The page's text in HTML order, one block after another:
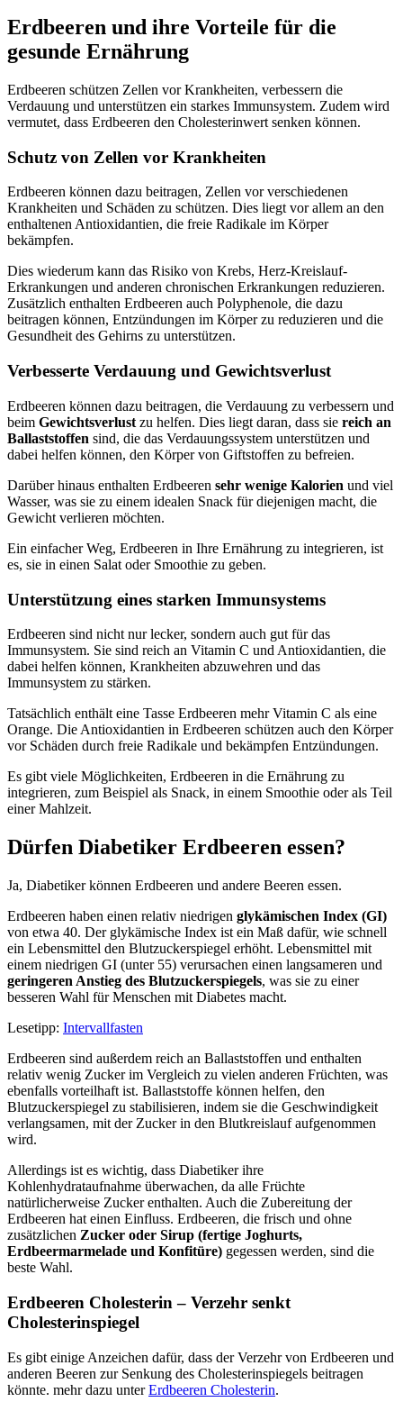
Erdbeeren und ihre Vorteile für die
gesunde Ernährung
Erdbeeren schützen Zellen vor Krankheiten, verbessern die
Verdauung und unterstützen ein starkes Immunsystem. Zudem wird
vermutet, dass Erdbeeren den Cholesterinwert senken können.
Schutz von Zellen vor Krankheiten
Erdbeeren können dazu beitragen, Zellen vor verschiedenen
Krankheiten und Schäden zu schützen. Dies liegt vor allem an den
enthaltenen Antioxidantien, die freie Radikale im Körper
bekämpfen.
Dies wiederum kann das Risiko von Krebs, Herz-Kreislauf-
Erkrankungen und anderen chronischen Erkrankungen reduzieren.
Zusätzlich enthalten Erdbeeren auch Polyphenole, die dazu
beitragen können, Entzündungen im Körper zu reduzieren und die
Gesundheit des Gehirns zu unterstützen.
Verbesserte Verdauung und Gewichtsverlust
Erdbeeren können dazu beitragen, die Verdauung zu verbessern und
beim Gewichtsverlust zu helfen. Dies liegt daran, dass sie reich an
Ballaststoffen sind, die das Verdauungssystem unterstützen und
dabei helfen können, den Körper von Giftstoffen zu befreien.
Darüber hinaus enthalten Erdbeeren sehr wenige Kalorien und viel
Wasser, was sie zu einem idealen Snack für diejenigen macht, die
Gewicht verlieren möchten.
Ein einfacher Weg, Erdbeeren in Ihre Ernährung zu integrieren, ist
es, sie in einen Salat oder Smoothie zu geben.
Unterstützung eines starken Immunsystems
Erdbeeren sind nicht nur lecker, sondern auch gut für das
Immunsystem. Sie sind reich an Vitamin C und Antioxidantien, die
dabei helfen können, Krankheiten abzuwehren und das
Immunsystem zu stärken.
Tatsächlich enthält eine Tasse Erdbeeren mehr Vitamin C als eine
Orange. Die Antioxidantien in Erdbeeren schützen auch den Körper
vor Schäden durch freie Radikale und bekämpfen Entzündungen.
Es gibt viele Möglichkeiten, Erdbeeren in die Ernährung zu
integrieren, zum Beispiel als Snack, in einem Smoothie oder als Teil
einer Mahlzeit.
Dürfen Diabetiker Erdbeeren essen?
Ja, Diabetiker können Erdbeeren und andere Beeren essen.
Erdbeeren haben einen relativ niedrigen glykämischen Index (GI)
von etwa 40. Der glykämische Index ist ein Maß dafür, wie schnell
ein Lebensmittel den Blutzuckerspiegel erhöht. Lebensmittel mit
einem niedrigen GI (unter 55) verursachen einen langsameren und
geringeren Anstieg des Blutzuckerspiegels, was sie zu einer
besseren Wahl für Menschen mit Diabetes macht.
Lesetipp: Intervallfasten
Erdbeeren sind außerdem reich an Ballaststoffen und enthalten
relativ wenig Zucker im Vergleich zu vielen anderen Früchten, was
ebenfalls vorteilhaft ist. Ballaststoffe können helfen, den
Blutzuckerspiegel zu stabilisieren, indem sie die Geschwindigkeit
verlangsamen, mit der Zucker in den Blutkreislauf aufgenommen
wird.
Allerdings ist es wichtig, dass Diabetiker ihre
Kohlenhydrataufnahme überwachen, da alle Früchte
natürlicherweise Zucker enthalten. Auch die Zubereitung der
Erdbeeren hat einen Einfluss. Erdbeeren, die frisch und ohne
zusätzlichen Zucker oder Sirup (fertige Joghurts,
Erdbeermarmelade und Konfitüre) gegessen werden, sind die
beste Wahl.
Erdbeeren Cholesterin – Verzehr senkt
Cholesterinspiegel
Es gibt einige Anzeichen dafür, dass der Verzehr von Erdbeeren und
anderen Beeren zur Senkung des Cholesterinspiegels beitragen
könnte. mehr dazu unterErdbeeren Cholesterin.